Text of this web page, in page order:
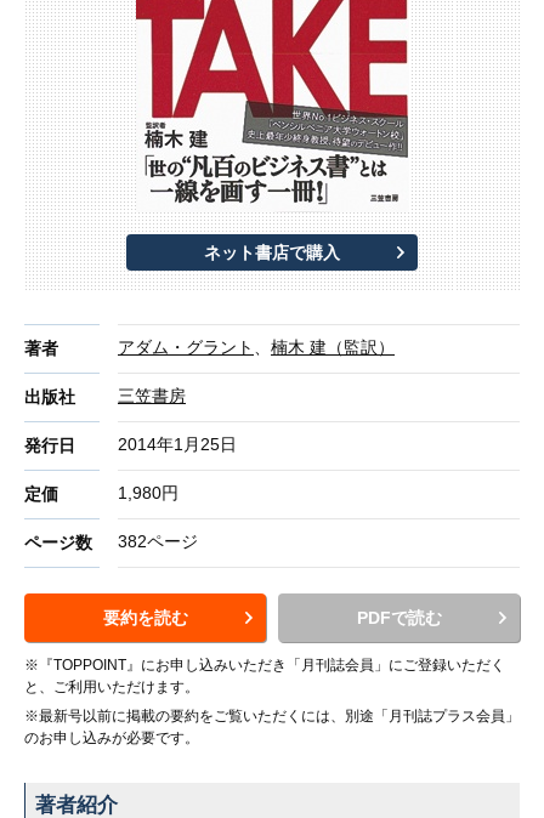
ネット書店で購入
著者 アダム・グラント 楠木 建（監訳）
出版社 三笠書房
発行日 2014年1月25日
定価 1,980円
ページ数 382ページ
要約を読む PDFで読む
※『TOPPOINT』にお申し込みいただき「月刊誌会員」にご登録いただく
と、ご利用いただけます。
※最新号以前に掲載の要約をご覧いただくには、別途「月刊誌プラス会員」
のお申し込みが必要です。
著者紹介